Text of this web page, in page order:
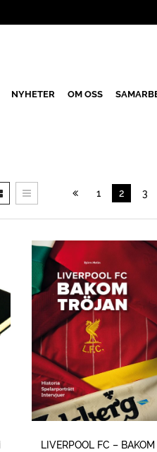
NYHETER OM OSS
1 2 3
LIVERPOOL FC – BAKOM